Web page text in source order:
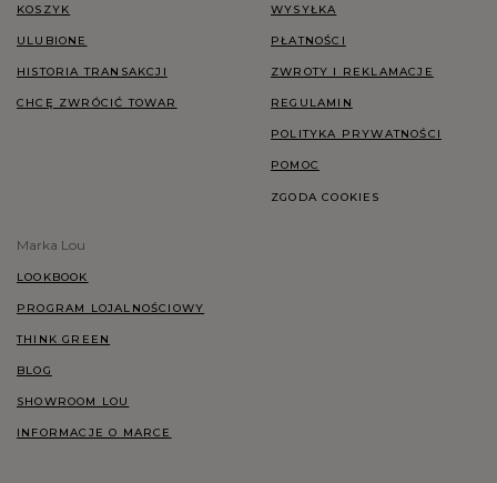
KOSZYK
ULUBIONE
HISTORIA TRANSAKCJI
CHCĘ ZWRÓCIĆ TOWAR
WYSYŁKA
PŁATNOŚCI
ZWROTY I REKLAMACJE
REGULAMIN
POLITYKA PRYWATNOŚCI
POMOC
ZGODA COOKIES
Marka Lou
LOOKBOOK
PROGRAM LOJALNOŚCIOWY
THINK GREEN
BLOG
SHOWROOM LOU
INFORMACJE O MARCE